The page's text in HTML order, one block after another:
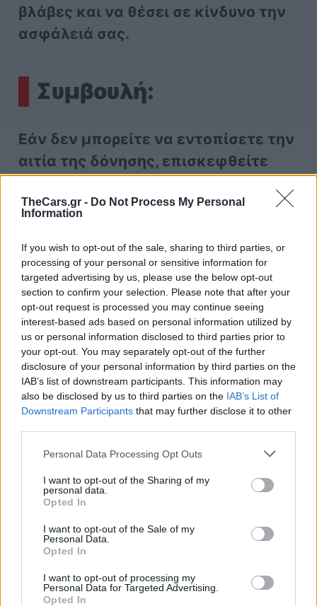
TheCars.gr - Do Not Process My Personal
Information
If you wish to opt-out of the sale, sharing to third parties, or
processing of your personal or sensitive information for
targeted advertising by us, please use the below opt-out
section to confirm your selection. Please note that after your
opt-out request is processed you may continue seeing
interest-based ads based on personal information utilized by
us or personal information disclosed to third parties prior to
your opt-out. You may separately opt-out of the further
disclosure of your personal information by third parties on the
IAB’s list of downstream participants. This information may
also be disclosed by us to third parties on the IAB’s List of
Downstream Participants that may further disclose it to other
Personal Data Processing Opt Outs
I want to opt-out of the Sharing of my
personal data.
Opted In
I want to opt-out of the Sale of my
Personal Data.
Opted In
I want to opt-out of processing my
Personal Data for Targeted Advertising.
Opted In
βλάβες και να θέσει σε κίνδυνο την
ασφάλειά σας.
Συμβουλή:
Εάν δεν μπορείτε να εντοπίσετε την
αιτία της δόνησης, επισκεφθείτε
Δείτε επίσης